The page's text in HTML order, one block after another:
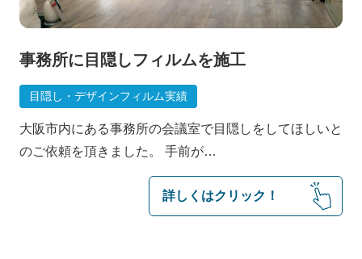
施工の流れ
事務所に目隠しフィルムを施工
目隠し・デザインフィルム実績
大阪市内にある事務所の会議室で目隠しをしてほしいと
のご依頼を頂きました。 手前が…
詳しくはクリック！